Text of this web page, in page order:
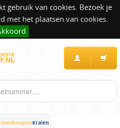
gebruik van cookies. Bezoek je
met het plaatsen van cookies.
GoedkoopsteKralen